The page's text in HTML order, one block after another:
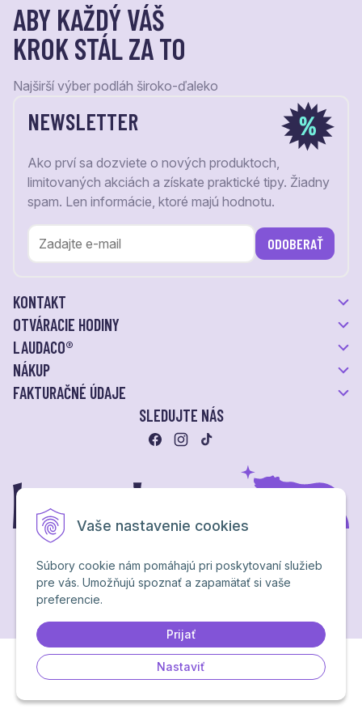
Vaše nastavenie cookies
Súbory cookie nám pomáhajú pri poskytovaní služieb
pre vás. Umožňujú spoznať a zapamätať si vaše
preferencie.
Prijať
Nastaviť
ABY KAŽDÝ VÁŠ
KROK STÁL ZA TO
Najširší výber podláh široko-ďaleko
NEWSLETTER
Ako prví sa dozviete o nových produktoch,
limitovaných akciách a získate praktické tipy. Žiadny
spam. Len informácie, ktoré majú hodnotu.
ODOBERAŤ
KONTAKT
OTVÁRACIE HODINY
LAUDACO®
NÁKUP
FAKTURAČNÉ ÚDAJE
SLEDUJTE NÁS
Ochrana osobných údajov
NextShop&